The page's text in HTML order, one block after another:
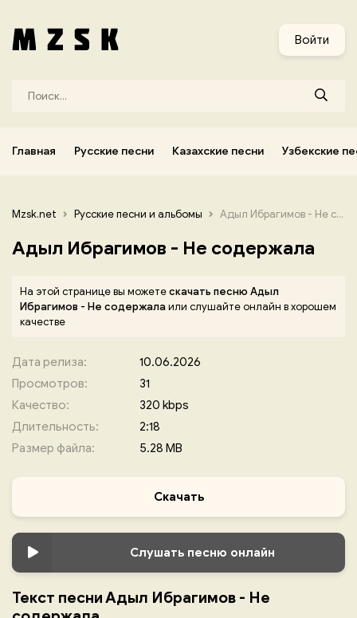
Войти
Главная Русские песни Казахские песни Узбекские
Mzsk.net Русские песни и альбомы Адыл Ибрагимов - Не содержала
Адыл Ибрагимов - Не содержала
На этой странице вы можетескачать песню Адыл
Ибрагимов - Не содержалаили слушайте онлайн в хорошем
качестве
Дата релиза:
10.06.2026
Просмотров:
31
Качество:
320 kbps
Длительность:
2:18
Размер файла:
5.28 MB
Скачать
Слушать песню онлайн
Текст песни Адыл Ибрагимов - Не
Узбекские песни Корейские песни